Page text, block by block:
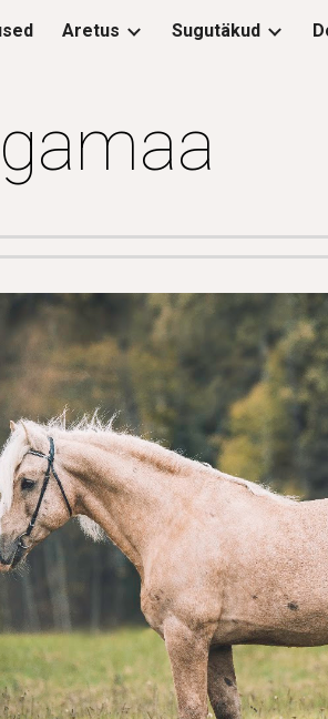
Skip to navigation
Aretus Sugutäkud